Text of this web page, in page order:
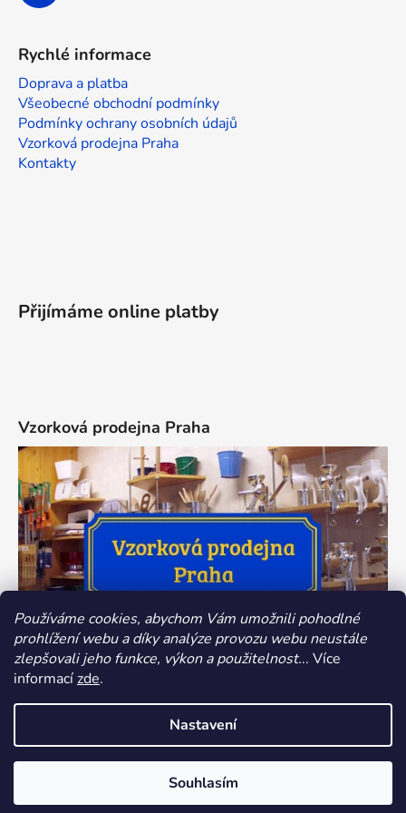
Používáme cookies, abychom Vám umožnili pohodlné
prohlížení webu a díky analýze provozu webu neustále
zlepšovali jeho funkce, výkon a použitelnost... Více
informacízde.
Nastavení
Souhlasím
Rychlé informace
Doprava a platba
Všeobecné obchodní podmínky
Podmínky ochrany osobních údajů
Vzorková prodejna Praha
Kontakty
Přijímáme online platby
Vzorková prodejna Praha
Vytvořil Shoptet
Dokredence.cz
vyhrazena.Upravit nastavení cookies